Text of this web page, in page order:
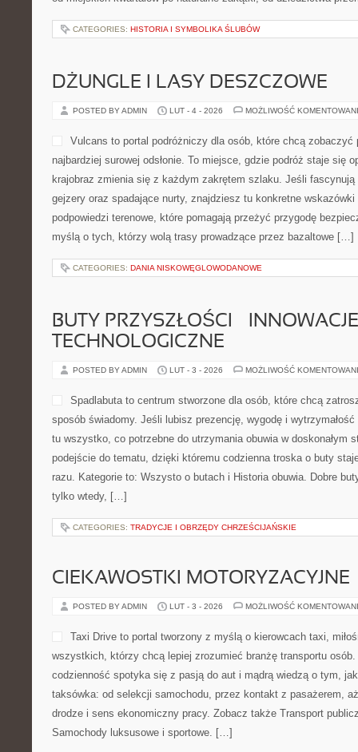
CATEGORIES: HISTORIA I SYMBOLIKA ŚLUBÓW
DŻUNGLE I LASY DESZCZOWE
POSTED BY ADMIN LUT - 4 - 2026 MOŻLIWOŚĆ
Vulcans to portal podróżniczy dla osób, które chcą zobaczyć
najbardziej surowej odsłonie. To miejsce, gdzie podróż staje się
krajobraz zmienia się z każdym zakrętem szlaku. Jeśli
gejzery oraz spadające nurty, znajdziesz tu konkretne
podpowiedzi terenowe, które pomagają przeżyć przygodę
myślą o tych, którzy wolą trasy prowadzące przez bazaltowe […]
CATEGORIES: DANIA NISKOWĘGLOWODANOWE
BUTY PRZYSZŁOŚCI – INNOWACJE
TECHNOLOGICZNE
POSTED BY ADMIN LUT - 3 - 2026 MOŻLIWOŚĆ
Spadlabuta to centrum stworzone dla osób, które chcą
sposób świadomy. Jeśli lubisz prezencję, wygodę i
tu wszystko, co potrzebne do utrzymania obuwia w doskonałym
podejście do tematu, dzięki któremu codzienna troska o buty
razu. Kategorie to: Wszysto o butach i Historia obuwia. Dobre
tylko wtedy, […]
CATEGORIES: TRADYCJE I OBRZĘDY CHRZEŚCIJAŃSKIE
CIEKAWOSTKI MOTORYZACYJNE
POSTED BY ADMIN LUT - 3 - 2026 MOŻLIWOŚĆ
Taxi Drive to portal tworzony z myślą o kierowcach taxi,
wszystkich, którzy chcą lepiej zrozumieć branżę transportu
codzienność spotyka się z pasją do aut i mądrą wiedzą o tym,
taksówka: od selekcji samochodu, przez kontakt z pasażerem,
drodze i sens ekonomiczny pracy. Zobacz także Transport
Samochody luksusowe i sportowe. […]